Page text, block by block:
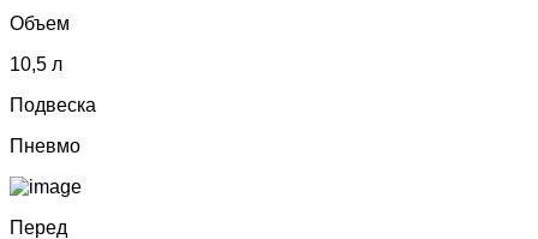
Объем
10,5 л
Подвеска
Пневмо
Перед